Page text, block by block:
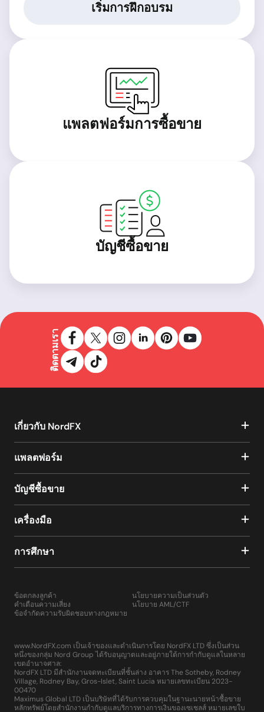
เริ่มการฝึกอบรม
แพลตฟอร์มการซื้อขาย
บัญชีซื้อขาย
ติดตามเรา
เกี่ยวกับ NordFX
แพลตฟอร์ม
บัญชีซื้อขาย
เครื่องมือ
การศึกษา
ข้อตกลงลูกค้า
คำเตือนความเสี่ยง
ข้อจำกัดความรับผิดชอบทางกฎหมาย
นโยบายความเป็นส่วนตัว
นโยบาย AML/CTF
www.NordFX.com เป็นเจ้าของและดำเนินการโดย NordFX LTD ซึ่งเป็นส่วน
หนึ่งของกลุ่ม Nord Group ได้รับอนุญาตและอยู่ภายใต้การกำกับดูแลในหลาย
เขตอำนาจศาล:
NordFX LTD มีสำนักงานจดทะเบียนที่ชั้นล่าง อาคาร The Sotheby, Rodney
Village, Rodney Bay, Gros-Islet, Saint Lucia หมายเลขทะเบียน 2023-
00470
Maximus Global LTD เป็นบริษัทที่ได้รับการควบคุมในฐานะนายหน้าซื้อขาย
หลักทรัพย์โดยสำนักงานกำกับดูแลบริการทางการเงินของเซเชลส์ หมายเลขใบ